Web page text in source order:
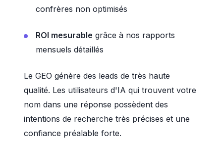
confrères non optimisés
ROI mesurable grâce à nos rapports
mensuels détaillés
Le GEO génère des leads de très haute
qualité. Les utilisateurs d'IA qui trouvent votre
nom dans une réponse possèdent des
intentions de recherche très précises et une
confiance préalable forte.